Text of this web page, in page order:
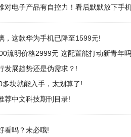
对电子产品有自控力！看后默默放下手
，这款华为手机已降至1599元!
流明价格2999元 这配置能打动新青年
发展趋势还是伪需求？!
块就能入手，太划算了!
荐中文科技期刊目录!
看吗？未必哦!